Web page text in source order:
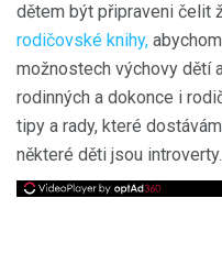
dětem být připraveni čelit
rodičovské knihy,
možnostech výchovy dětí
rodinných a dokonce i
tipy a rady, které
některé děti jsou introverty.